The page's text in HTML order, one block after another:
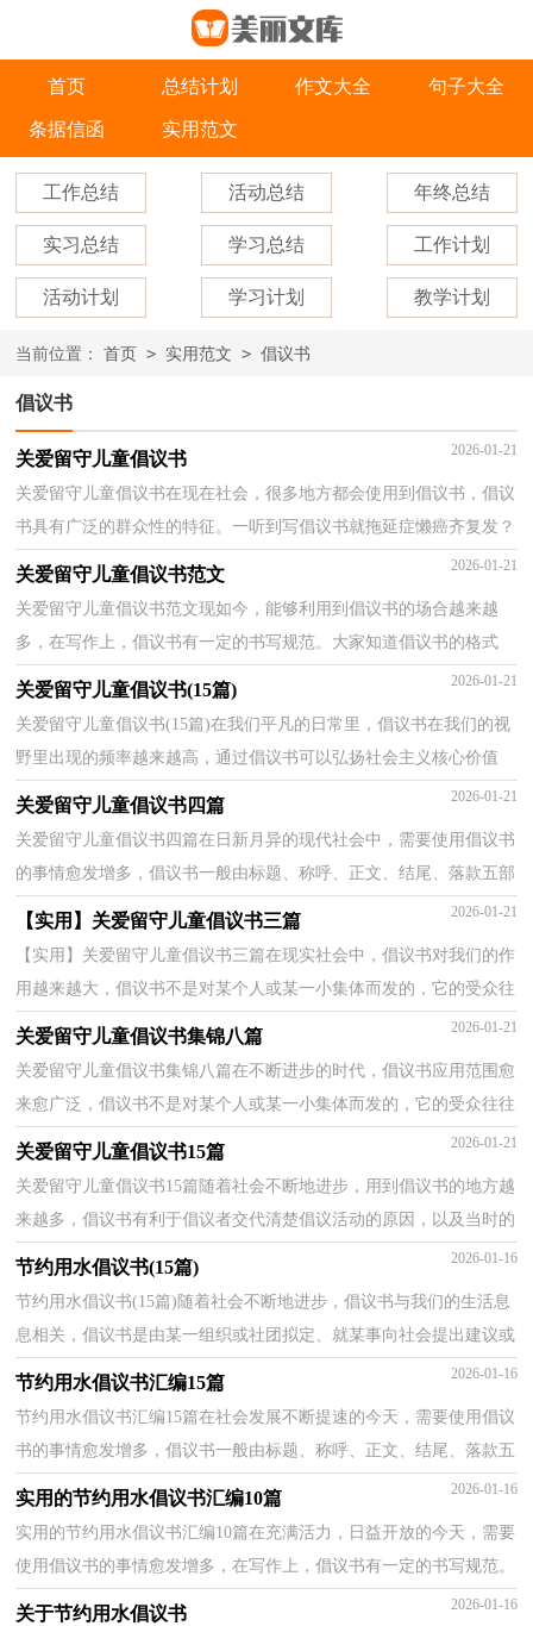
首页 总结计划 作文大全 句子大全
条据信函 实用范文
工作总结 活动总结 年终总结
实习总结 学习总结 工作计划
活动计划 学习计划 教学计划
当前位置： 首页 > 实用范文 > 倡议书
倡议书
关爱留守儿童倡议书 2026-01-21
关爱留守儿童倡议书在现在社会，很多地方都会使用到倡议书，倡议
书具有广泛的群众性的特征。一听到写倡议书就拖延症懒癌齐复发？
以下是小编帮大家整理的关爱留守儿童倡议书，希望对...
关爱留守儿童倡议书范文 2026-01-21
关爱留守儿童倡议书范文现如今，能够利用到倡议书的场合越来越
多，在写作上，倡议书有一定的书写规范。大家知道倡议书的格式
吗？下面是小编帮大家整理的关爱留守儿童倡议书范文，欢迎...
关爱留守儿童倡议书(15篇) 2026-01-21
关爱留守儿童倡议书(15篇)在我们平凡的日常里，倡议书在我们的视
野里出现的频率越来越高，通过倡议书可以弘扬社会主义核心价值
观，梳理具有奉献爱心的精神，营造一个更美好和谐的社...
关爱留守儿童倡议书四篇 2026-01-21
关爱留守儿童倡议书四篇在日新月异的现代社会中，需要使用倡议书
的事情愈发增多，倡议书一般由标题、称呼、正文、结尾、落款五部
分组成。如何写一份恰当的倡议书呢？下面是小编为...
【实用】关爱留守儿童倡议书三篇 2026-01-21
【实用】关爱留守儿童倡议书三篇在现实社会中，倡议书对我们的作
用越来越大，倡议书不是对某个人或某一小集体而发的，它的受众往
往是广大群众，或是部门的所有人，或是一个地区的所有...
关爱留守儿童倡议书集锦八篇 2026-01-21
关爱留守儿童倡议书集锦八篇在不断进步的时代，倡议书应用范围愈
来愈广泛，倡议书不是对某个人或某一小集体而发的，它的受众往往
是广大群众，或是部门的所有人，或是一个地区的所有人...
关爱留守儿童倡议书15篇 2026-01-21
关爱留守儿童倡议书15篇随着社会不断地进步，用到倡议书的地方越
来越多，倡议书有利于倡议者交代清楚倡议活动的原因，以及当时的
各种背景事实。那么你有了解过倡议书吗？下面是小编...
节约用水倡议书(15篇) 2026-01-16
节约用水倡议书(15篇)随着社会不断地进步，倡议书与我们的生活息
息相关，倡议书是由某一组织或社团拟定、就某事向社会提出建议或
提议社会成员共同去做某事的书面文章。那么一般...
节约用水倡议书汇编15篇 2026-01-16
节约用水倡议书汇编15篇在社会发展不断提速的今天，需要使用倡议
书的事情愈发增多，倡议书一般由标题、称呼、正文、结尾、落款五
部分组成。你所见过的倡议书是什么样的呢？下面是...
实用的节约用水倡议书汇编10篇 2026-01-16
实用的节约用水倡议书汇编10篇在充满活力，日益开放的今天，需要
使用倡议书的事情愈发增多，在写作上，倡议书有一定的书写规范。
大家知道倡议书的格式吗？以下是小编为大家收集的节约...
关于节约用水倡议书 2026-01-16